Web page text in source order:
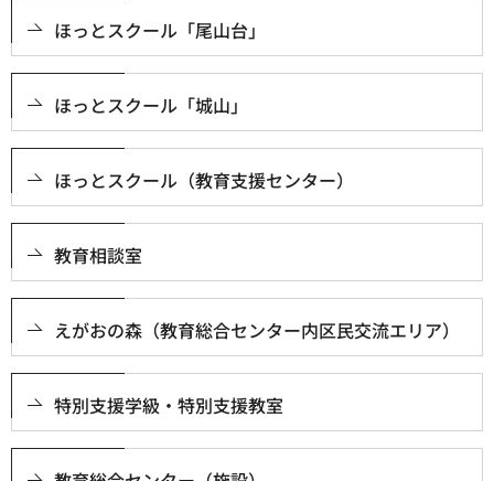
ほっとスクール「尾山台」
ほっとスクール「城山」
ほっとスクール（教育支援センター）
教育相談室
えがおの森（教育総合センター内区民交流エリア）
特別支援学級・特別支援教室